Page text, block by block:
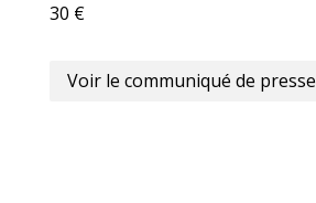
30 €
Voir le communiqué de presse